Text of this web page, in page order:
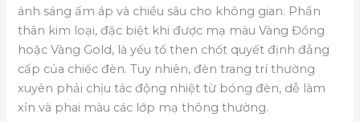
ánh sáng ấm áp và chiều sâu cho không gian. Phần
thân kim loại, đặc biệt khi được mạ màu Vàng Đồng
hoặc Vàng Gold, là yếu tố then chốt quyết định đẳng
cấp của chiếc đèn. Tuy nhiên, đèn trang trí thường
xuyên phải chịu tác động nhiệt từ bóng đèn, dễ làm
xỉn và phai màu các lớp mạ thông thường.